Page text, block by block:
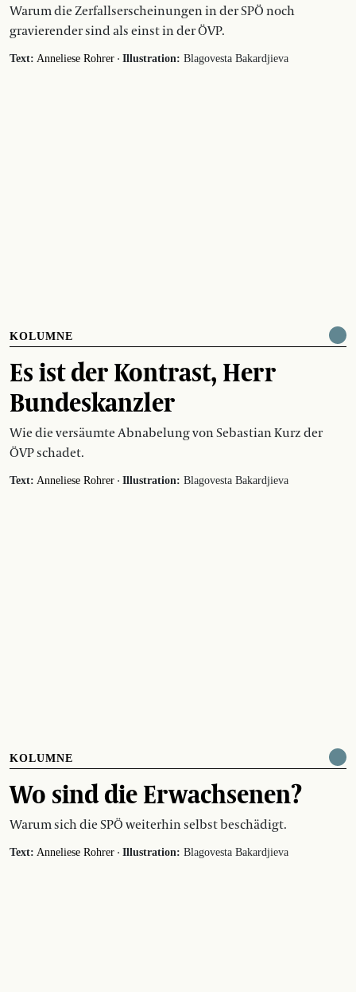
Warum die Zerfallserscheinungen in der SPÖ noch
gravierender sind als einst in der ÖVP.
Text: Anneliese Rohrer · Illustration: Blagovesta Bakardjieva
KOLUMNE
Es ist der Kontrast, Herr
Bundeskanzler
Wie die versäumte Abnabelung von Sebastian Kurz der
ÖVP schadet.
Text: Anneliese Rohrer · Illustration: Blagovesta Bakardjieva
KOLUMNE
Wo sind die Erwachsenen?
Warum sich die SPÖ weiterhin selbst beschädigt.
Text: Anneliese Rohrer · Illustration: Blagovesta Bakardjieva